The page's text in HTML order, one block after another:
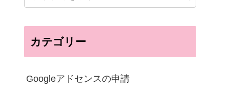
カテゴリー
Googleアドセンスの申請